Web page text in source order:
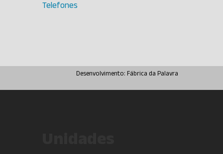
Telefones
Desenvolvimento: Fábrica da Palavra